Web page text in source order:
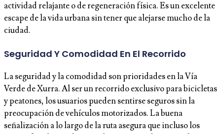
actividad relajante o de regeneración física. Es un excelente
escape de la vida urbana sin tener que alejarse mucho de la
ciudad.
Seguridad Y Comodidad En El Recorrido
La seguridad y la comodidad son prioridades en la Vía
Verde de Xurra. Al ser un recorrido exclusivo para bicicletas
y peatones, los usuarios pueden sentirse seguros sin la
preocupación de vehículos motorizados. La buena
señalización a lo largo de la ruta asegura que incluso los